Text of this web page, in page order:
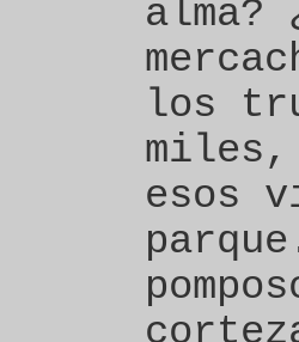
alma?
los
miles,
esos